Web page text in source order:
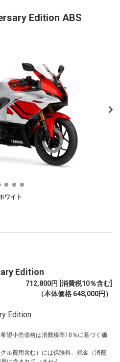
Edition ABS
ワイト
Edition
712,800円 [消費税10％含む]
（本体価格 648,000円）
望小売価格は消費税率10％に基づく価
ル費用含む）には保険料、税金（消費